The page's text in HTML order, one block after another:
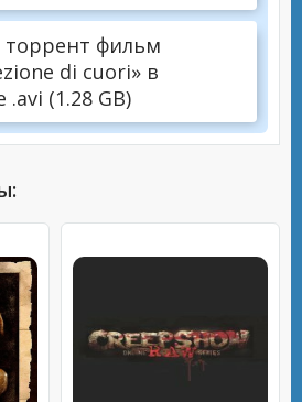
торрент фильм
di cuori» в
(1.28 GB)